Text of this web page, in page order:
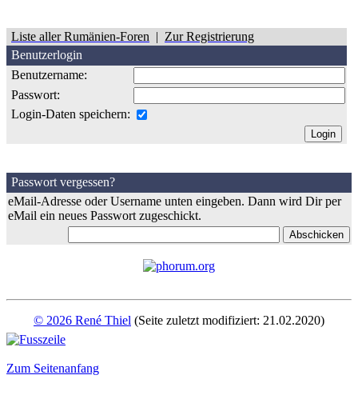
Liste aller Rumänien-Foren | Zur Registrierung
Benutzerlogin
Benutzername:
Passwort:
Login-Daten speichern:
Passwort vergessen?
eMail-Adresse oder Username unten eingeben. Dann wird Dir per
eMail ein neues Passwort zugeschickt.
© 2026 René Thiel (Seite zuletzt modifiziert: 21.02.2020)
Zum Seitenanfang